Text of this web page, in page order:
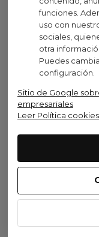
funciones.
uso con
sociales,
otra
Puedes
configuración.
Sitio de Google
empresariales
Leer Política
Rockit Plus Azul
149,99 € (IVA inc.)
Ver
Visto